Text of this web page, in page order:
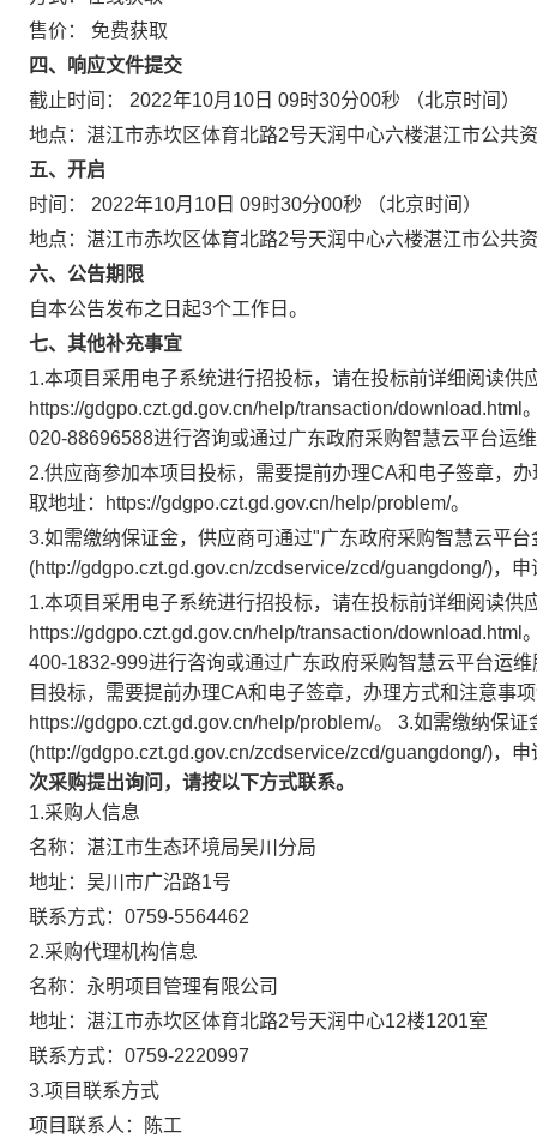
售价：
免费获取
四、响应文件提交
截止时间：
2022年10月10日 09时30分00秒
（北京时间）
地点： 湛江市赤坎区体育北路2号天润中心六楼湛江市公共
五、开启
时间：
2022年10月10日 09时30分00秒
（北京时间）
地点： 湛江市赤坎区体育北路2号天润中心六楼湛江市公共
六、公告期限
自本公告发布之日起3个工作日。
七、其他补充事宜
1.本项目采用电子系统进行招投标，请在投标前详细阅读供
https://gdgpo.czt.gd.gov.cn/help/transaction/
020-88696588进行咨询或通过广东政府采购智慧云平台运
2.供应商参加本项目投标，需要提前办理CA和电子签章，
取地址：https://gdgpo.czt.gd.gov.cn/help/problem/。
3.如需缴纳保证金，供应商可通过"广东政府采购智慧云平
(http://gdgpo.czt.gd.gov.cn/zcdservice/zcd/guangdong/)，
1.本项目采用电子系统进行招投标，请在投标前详细阅读供
https://gdgpo.czt.gd.gov.cn/help/transaction/
400-1832-999进行咨询或通过广东政府采购智慧云平台运
目投标，需要提前办理CA和电子签章，办理方式和注意事
https://gdgpo.czt.gd.gov.cn/help/problem/。
3.如需缴纳保证
(http://gdgpo.czt.gd.gov.cn/zcdservice/zcd/guangdong/)，
次采购提出询问，请按以下方式联系。
1.采购人信息
名称： 湛江市生态环境局吴川分局
地址： 吴川市广沿路1号
联系方式： 0759-5564462
2.采购代理机构信息
名称： 永明项目管理有限公司
地址： 湛江市赤坎区体育北路2号天润中心12楼1201室
联系方式： 0759-2220997
3.项目联系方式
项目联系人：
陈工